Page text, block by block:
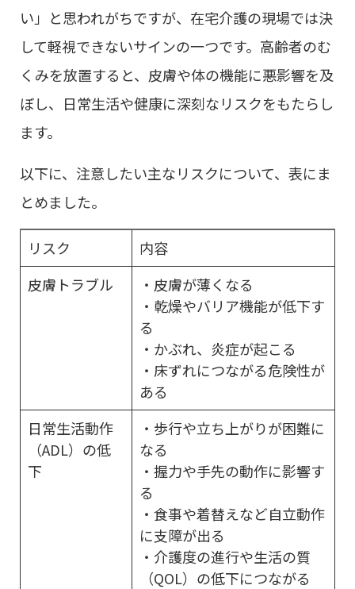
い」と思われがちですが、在宅介護の現場では決
して軽視できないサインの一つです。高齢者のむ
くみを放置すると、皮膚や体の機能に悪影響を及
ぼし、日常生活や健康に深刻なリスクをもたらし
ます。
以下に、注意したい主なリスクについて、表にま
とめました。
リスク
内容
皮膚トラブル
・皮膚が薄くなる
・乾燥やバリア機能が低下す
る
・かぶれ、炎症が起こる
・床ずれにつながる危険性が
ある
日常生活動作
（ADL）の低
下
・歩行や立ち上がりが困難に
なる
・握力や手先の動作に影響す
る
・食事や着替えなど自立動作
に支障が出る
・介護度の進行や生活の質
（QOL）の低下につながる